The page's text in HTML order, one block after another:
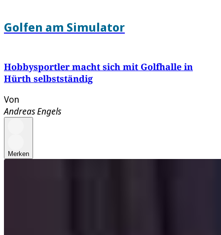
Golfen am Simulator
Hobbysportler macht sich mit Golfhalle in
Hürth selbstständig
Von
Andreas Engels
Merken